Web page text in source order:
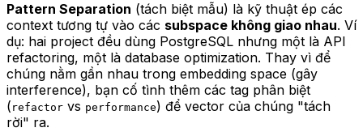
Pattern Separation (tách biệt mẫu) là kỹ thuật ép các
context tương tự vào các subspace không giao nhau. Ví
dụ: hai project đều dùng PostgreSQL nhưng một là API
refactoring, một là database optimization. Thay vì để
chúng nằm gần nhau trong embedding space (gây
interference), bạn cố tình thêm các tag phân biệt
( refactor vs performance) để vector của chúng "tách
rời" ra.